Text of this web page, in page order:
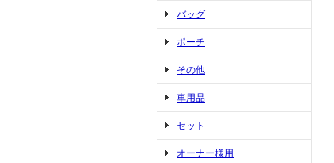
バッグ
ポーチ
その他
車用品
セット
オーナー様用